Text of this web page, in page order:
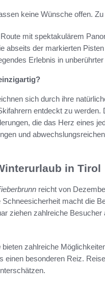
keine Wünsche offen.
mit spektakulärem
abseits der markierten Pisten
Erlebnis in unberührter
sich durch ihre
entdeckt zu
die das Herz eines
und
in Tirol
reicht von
macht die
ziehen zahlreiche
bieten zahlreiche
einen besonderen Reiz.